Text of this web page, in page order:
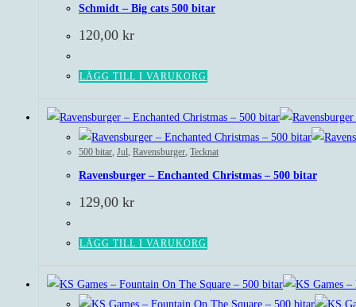
Schmidt – Big cats 500 bitar
120,00 kr
LÄGG TILL I VARUKORG
500 bitar Jul Ravensburger Tecknat
Ravensburger – Enchanted Christmas – 500 bitar
129,00 kr
LÄGG TILL I VARUKORG